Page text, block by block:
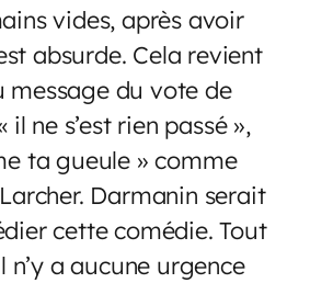
vides, après avoir
absurde. Cela revient
message du vote de
il ne s’est rien passé »,
ta gueule » comme
Darmanin serait
cette comédie. Tout
n’y a aucune urgence